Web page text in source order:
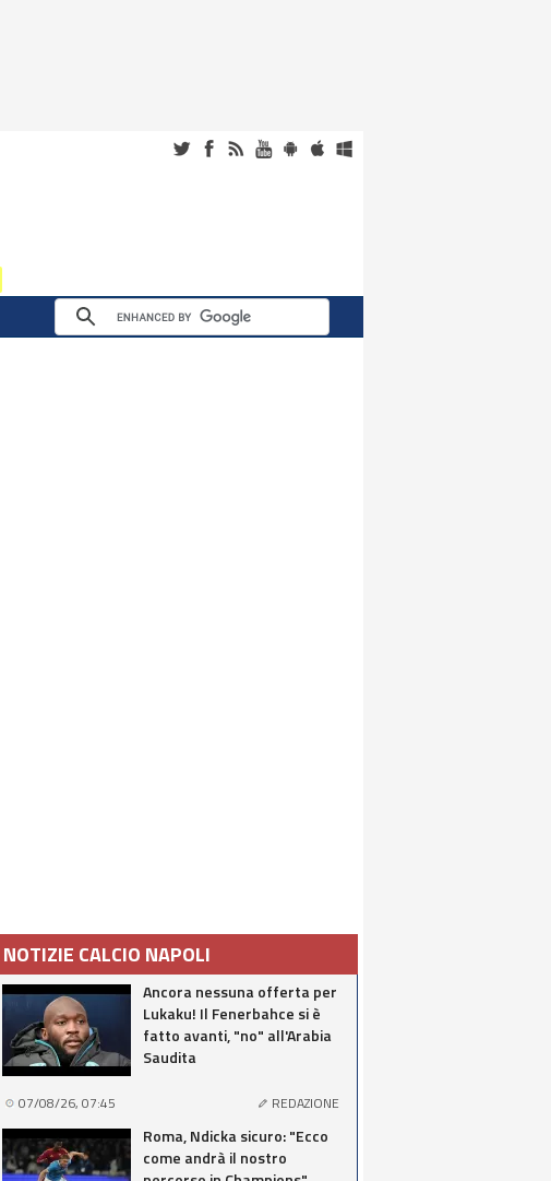
NOTIZIE CALCIO NAPOLI
Ancora nessuna offerta per
Lukaku! Il Fenerbahce si è
fatto avanti, "no" all'Arabia
Saudita
07/08/26, 07:45 REDAZIONE
Roma, Ndicka sicuro: "Ecco
come andrà il nostro